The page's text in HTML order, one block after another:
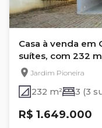
Casa à venda em
suítes, com 232
Jardim Pioneira
232 m² 3 (3
R$ 1.649.000